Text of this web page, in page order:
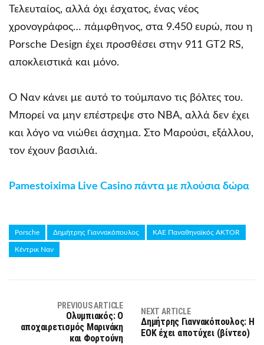
Τελευταίος, αλλά όχι έσχατος, ένας νέος
χρονογράφος… πάμφθηνος, στα 9.450 ευρώ, που η
Porsche Design έχει προσθέσει στην 911 GT2 RS,
αποκλειστικά και μόνο.
Ο Ναν κάνει με αυτό το τούμπανο τις βόλτες του.
Μπορεί να μην επέστρεψε στο NBA, αλλά δεν έχει
και λόγο να νιώθει άσχημα. Στο Μαρούσι, εξάλλου,
τον έχουν βασιλιά.
Pamestoixima Live Casino πάντα με πλούσια δώρα
Porsche Δημήτρης Γιαννακόπουλος ΚΑΕ Παναθηναϊκός AKTOR
Κέντρικ Ναν
PREVIOUS ARTICLE
Ολυμπιακός: Ο
αποχαιρετισμός Μαρινάκη
και Φορτούνη
NEXT ARTICLE
Δημήτρης Γιαννακόπουλος: Η
ΕΟΚ έχει αποτύχει (βίντεο)